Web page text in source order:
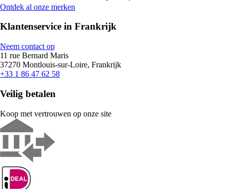
Ontdek al onze merken
Klantenservice in Frankrijk
Neem contact op
11 rue Bernard Maris
37270 Montlouis-sur-Loire, Frankrijk
+33 1 86 47 62 58
Veilig betalen
Koop met vertrouwen op onze site